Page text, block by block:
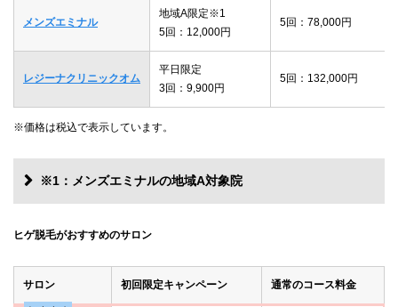
メンズエミナル
地域A限定※1
5回：12,000円
5回：78,000円
レジーナクリニックオム
平日限定
3回：9,900円
5回：132,000円
※価格は税込で表示しています。
※1：メンズエミナルの地域A対象院
ヒゲ脱毛がおすすめのサロン
サロン 初回限定キャンペーン 通常のコース料金